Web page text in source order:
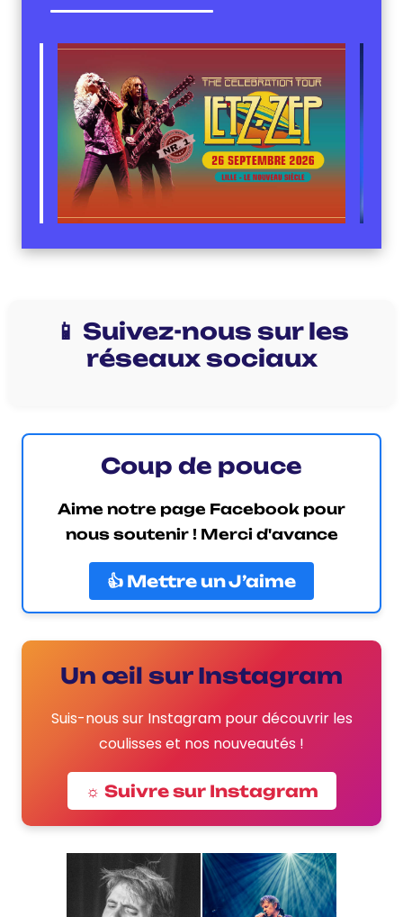
📱 Suivez-nous sur les
réseaux sociaux
Coup de pouce
Aime notre page Facebook pour
nous soutenir ! Merci d'avance
👍 Mettre un J’aime
Un œil sur Instagram
Suis-nous sur Instagram pour découvrir les
coulisses et nos nouveautés !
☼ Suivre sur Instagram